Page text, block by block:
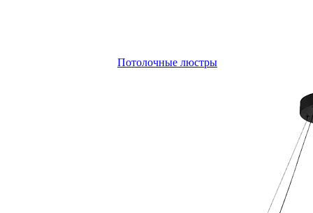
Потолочные люстры